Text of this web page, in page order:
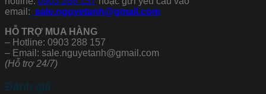
email: sale.nguyetanh@gmail.com
HỖ TRỢ MUA HÀNG
– Hotline: 0903 288 157
– Email: sale.nguyetanh@gmail.com
(Hỗ trợ 24/7)
Đánh giá